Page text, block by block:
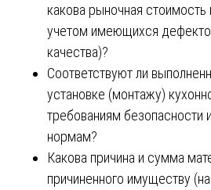
какова рыночная стоимость
учетом имеющихся
качества)?
Соответствуют ли
установке (монтажу)
требованиям безопасности
нормам?
Какова причина и сумма
причиненного имуществу